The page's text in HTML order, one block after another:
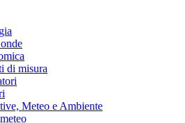
di misura
Meteo e Ambiente